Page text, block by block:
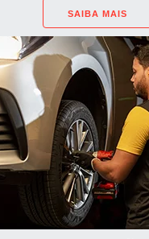
SAIBA MAIS